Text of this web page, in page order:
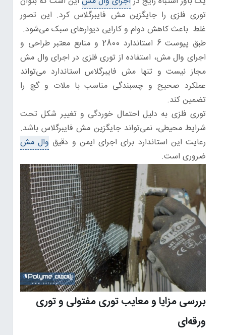
توری فلزی را جایگزین مش فایبرگلاس کرد. این تصور
غلط باعث کاهش دوام و کارایی دیوارهای سبک می‌شود.
طبق پیوست 6 استاندارد 2800 و منابع معتبر طراحی و
اجرای وال‌ مش، استفاده از توری فلزی در اجرای وال‌ مش
مجاز نیست و تنها مش فایبرگلاس استاندارد می‌تواند
عملکرد صحیح و چسبندگی مناسب با ملات و گچ را
تضمین کند.
توری فلزی به دلیل احتمال خوردگی و تغییر شکل تحت
شرایط محیطی، نمی‌تواند جایگزین مش فایبرگلاس باشد.
رعایت این استاندارد برای اجرای ایمن و دقیق وال‌ مش
ضروری است.
بررسی مزایا و معایب توری مفتولی و توری
ورقه‌ای